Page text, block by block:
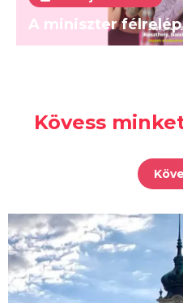
A miniszter félrelép
Kövess